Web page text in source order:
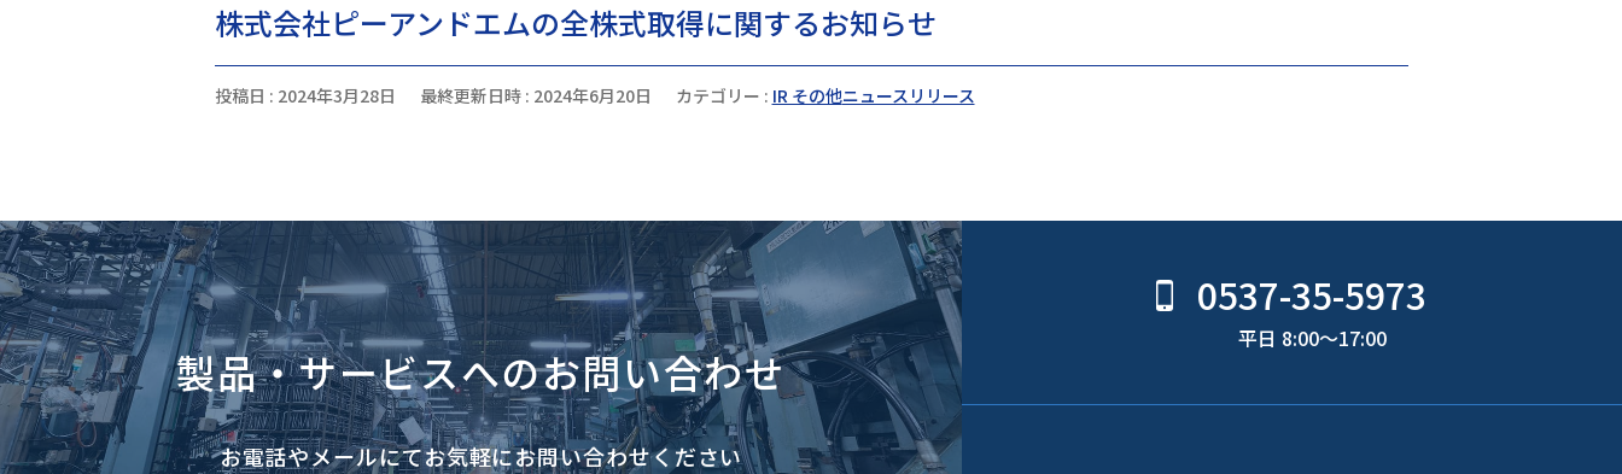
株式会社ピーアンドエムの全株式取得に関するお知らせ
投稿日 : 2024年3月28日 最終更新日時 : 2024年6月20日 カテゴリー : IR その他ニュースリリース
製品・サービスへのお問い合わせ
お電話やメールにてお気軽にお問い合わせください
0537-35-5973
平日 8:00〜17:00